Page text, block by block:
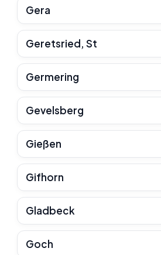
Gera
Geretsried, St
Germering
Gevelsberg
Gießen
Gifhorn
Gladbeck
Goch